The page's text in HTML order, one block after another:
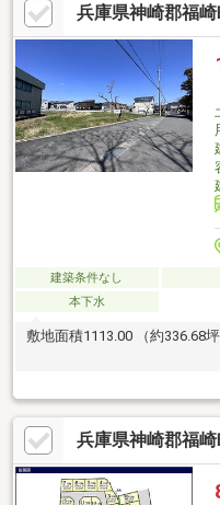
兵庫県神崎郡福
建築条件なし
本下水
敷地面積1113.00 （約336.68
兵庫県神崎郡福